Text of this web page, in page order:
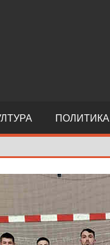
ПОЛИТИКА